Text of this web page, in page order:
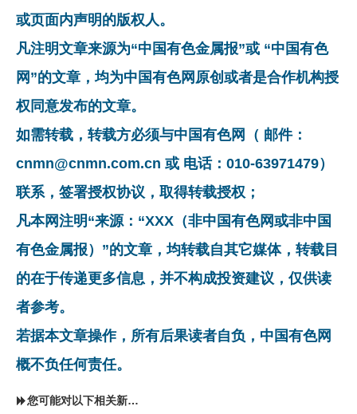
或页面内声明的版权人。
凡注明文章来源为“中国有色金属报”或 “中国有色
网”的文章，均为中国有色网原创或者是合作机构授
权同意发布的文章。
如需转载，转载方必须与中国有色网（ 邮件：
cnmn@cnmn.com.cn 或 电话：010-63971479）
联系，签署授权协议，取得转载授权；
凡本网注明“来源：“XXX（非中国有色网或非中国
有色金属报）”的文章，均转载自其它媒体，转载目
的在于传递更多信息，并不构成投资建议，仅供读
者参考。
若据本文章操作，所有后果读者自负，中国有色网
概不负任何责任。
您可能对以下相关新闻同样感兴趣